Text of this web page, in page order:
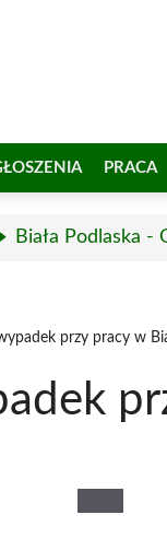
PRACA
Biała Podlaska -
przy pracy w